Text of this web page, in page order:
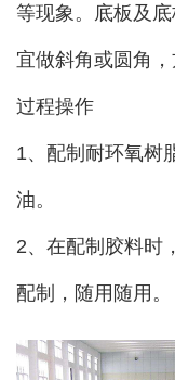
等现象。底板及
宜做斜角或圆角，
过程操作
1、配制耐环氧树
油。
2、在配制胶料时
配制，随用随用。